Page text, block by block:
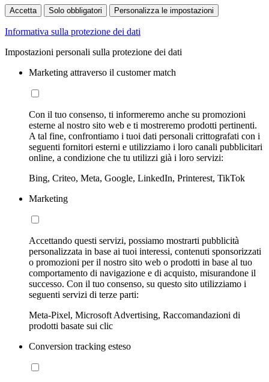
Accetta Solo obbligatori Personalizza le impostazioni
Informativa sulla protezione dei dati
Impostazioni personali sulla protezione dei dati
Marketing attraverso il customer match
Con il tuo consenso, ti informeremo anche su promozioni
esterne al nostro sito web e ti mostreremo prodotti pertinenti.
A tal fine, confrontiamo i tuoi dati personali crittografati con i
seguenti fornitori esterni e utilizziamo i loro canali pubblicitari
online, a condizione che tu utilizzi già i loro servizi:
Bing, Criteo, Meta, Google, LinkedIn, Printerest, TikTok
Marketing
Accettando questi servizi, possiamo mostrarti pubblicità
personalizzata in base ai tuoi interessi, contenuti sponsorizzati
o promozioni per il nostro sito web o prodotti in base al tuo
comportamento di navigazione e di acquisto, misurandone il
successo. Con il tuo consenso, su questo sito utilizziamo i
seguenti servizi di terze parti:
Meta-Pixel, Microsoft Advertising, Raccomandazioni di
prodotti basate sui clic
Conversion tracking esteso